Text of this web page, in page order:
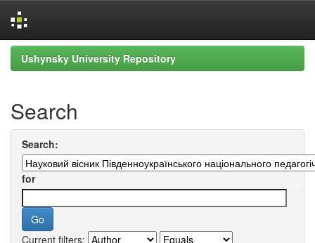
Skip
navigation
Ushynsky University Repository
Search
Search:
for
Current filters: